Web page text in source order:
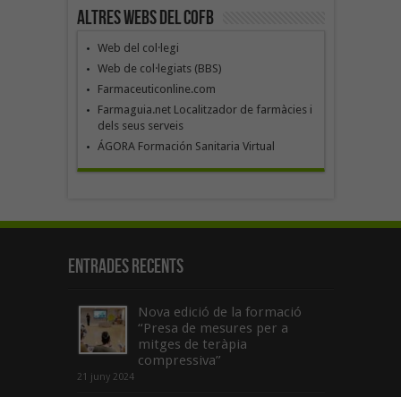
Altres webs del COFB
Web del col·legi
Web de col·legiats (BBS)
Farmaceuticonline.com
Farmaguia.net Localitzador de farmàcies i
dels seus serveis
ÁGORA Formación Sanitaria Virtual
Entrades recents
Nova edició de la formació
“Presa de mesures per a
mitges de teràpia
compressiva”
21 juny 2024